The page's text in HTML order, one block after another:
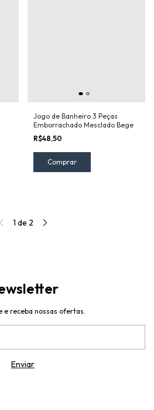
Jogo de Banheiro 3 Peças
Emborrachado Mesclado Bege
R$48,50
1 de 2
e receba nossas ofertas.